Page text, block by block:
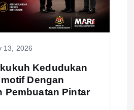
13, 2026
Kedudukan
Dengan
Pembuatan Pintar